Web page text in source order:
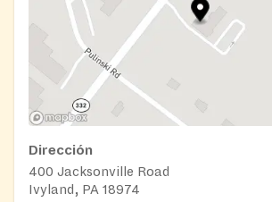
Dirección
400 Jacksonville Road
Ivyland, PA 18974